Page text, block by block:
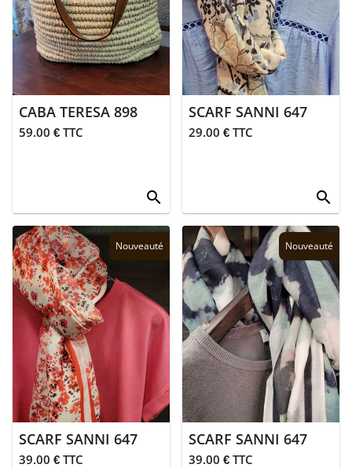
bain
Femmes
> Bermudas
> Blouses
> Gilets
> Jean's
> Jupes
> Pantalons
> Polaires
> Polos
> Robes
> Sweats
CABA TERESA 898
59.00 € TTC
search
SCARF SANNI 647
29.00 € TTC
search
Nouveauté
SCARF SANNI 647
39.00 € TTC
Nouveauté
SCARF SANNI 647
39.00 € TTC